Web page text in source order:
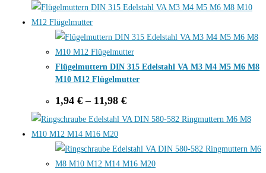
1,00 €
Flügelmuttern DIN 315 Edelstahl VA M3 M4 M5 M6 M8
M10 M12 Flügelmutter
1,94 € – 11,98 €Price
1,94 €